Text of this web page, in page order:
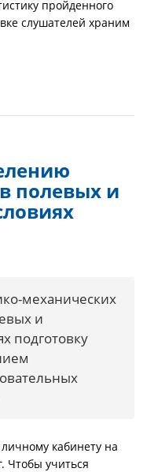
пройденного
слушателей храним
полевых и
механических
и
подготовку
кабинету на
Чтобы учиться